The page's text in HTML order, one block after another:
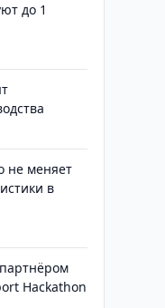
до 1
не меняет
в
Hackathon